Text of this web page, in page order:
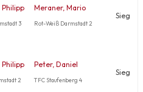
3
Meraner, Mario
Rot-Weiß Darmstadt 2
Sieg
2
Peter, Daniel
TFC Staufenberg 4
Sieg